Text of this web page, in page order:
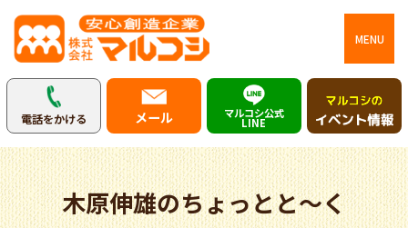
MENU
電話をかける メール マルコシ公式
LINE
木原伸雄のちょっとと～く